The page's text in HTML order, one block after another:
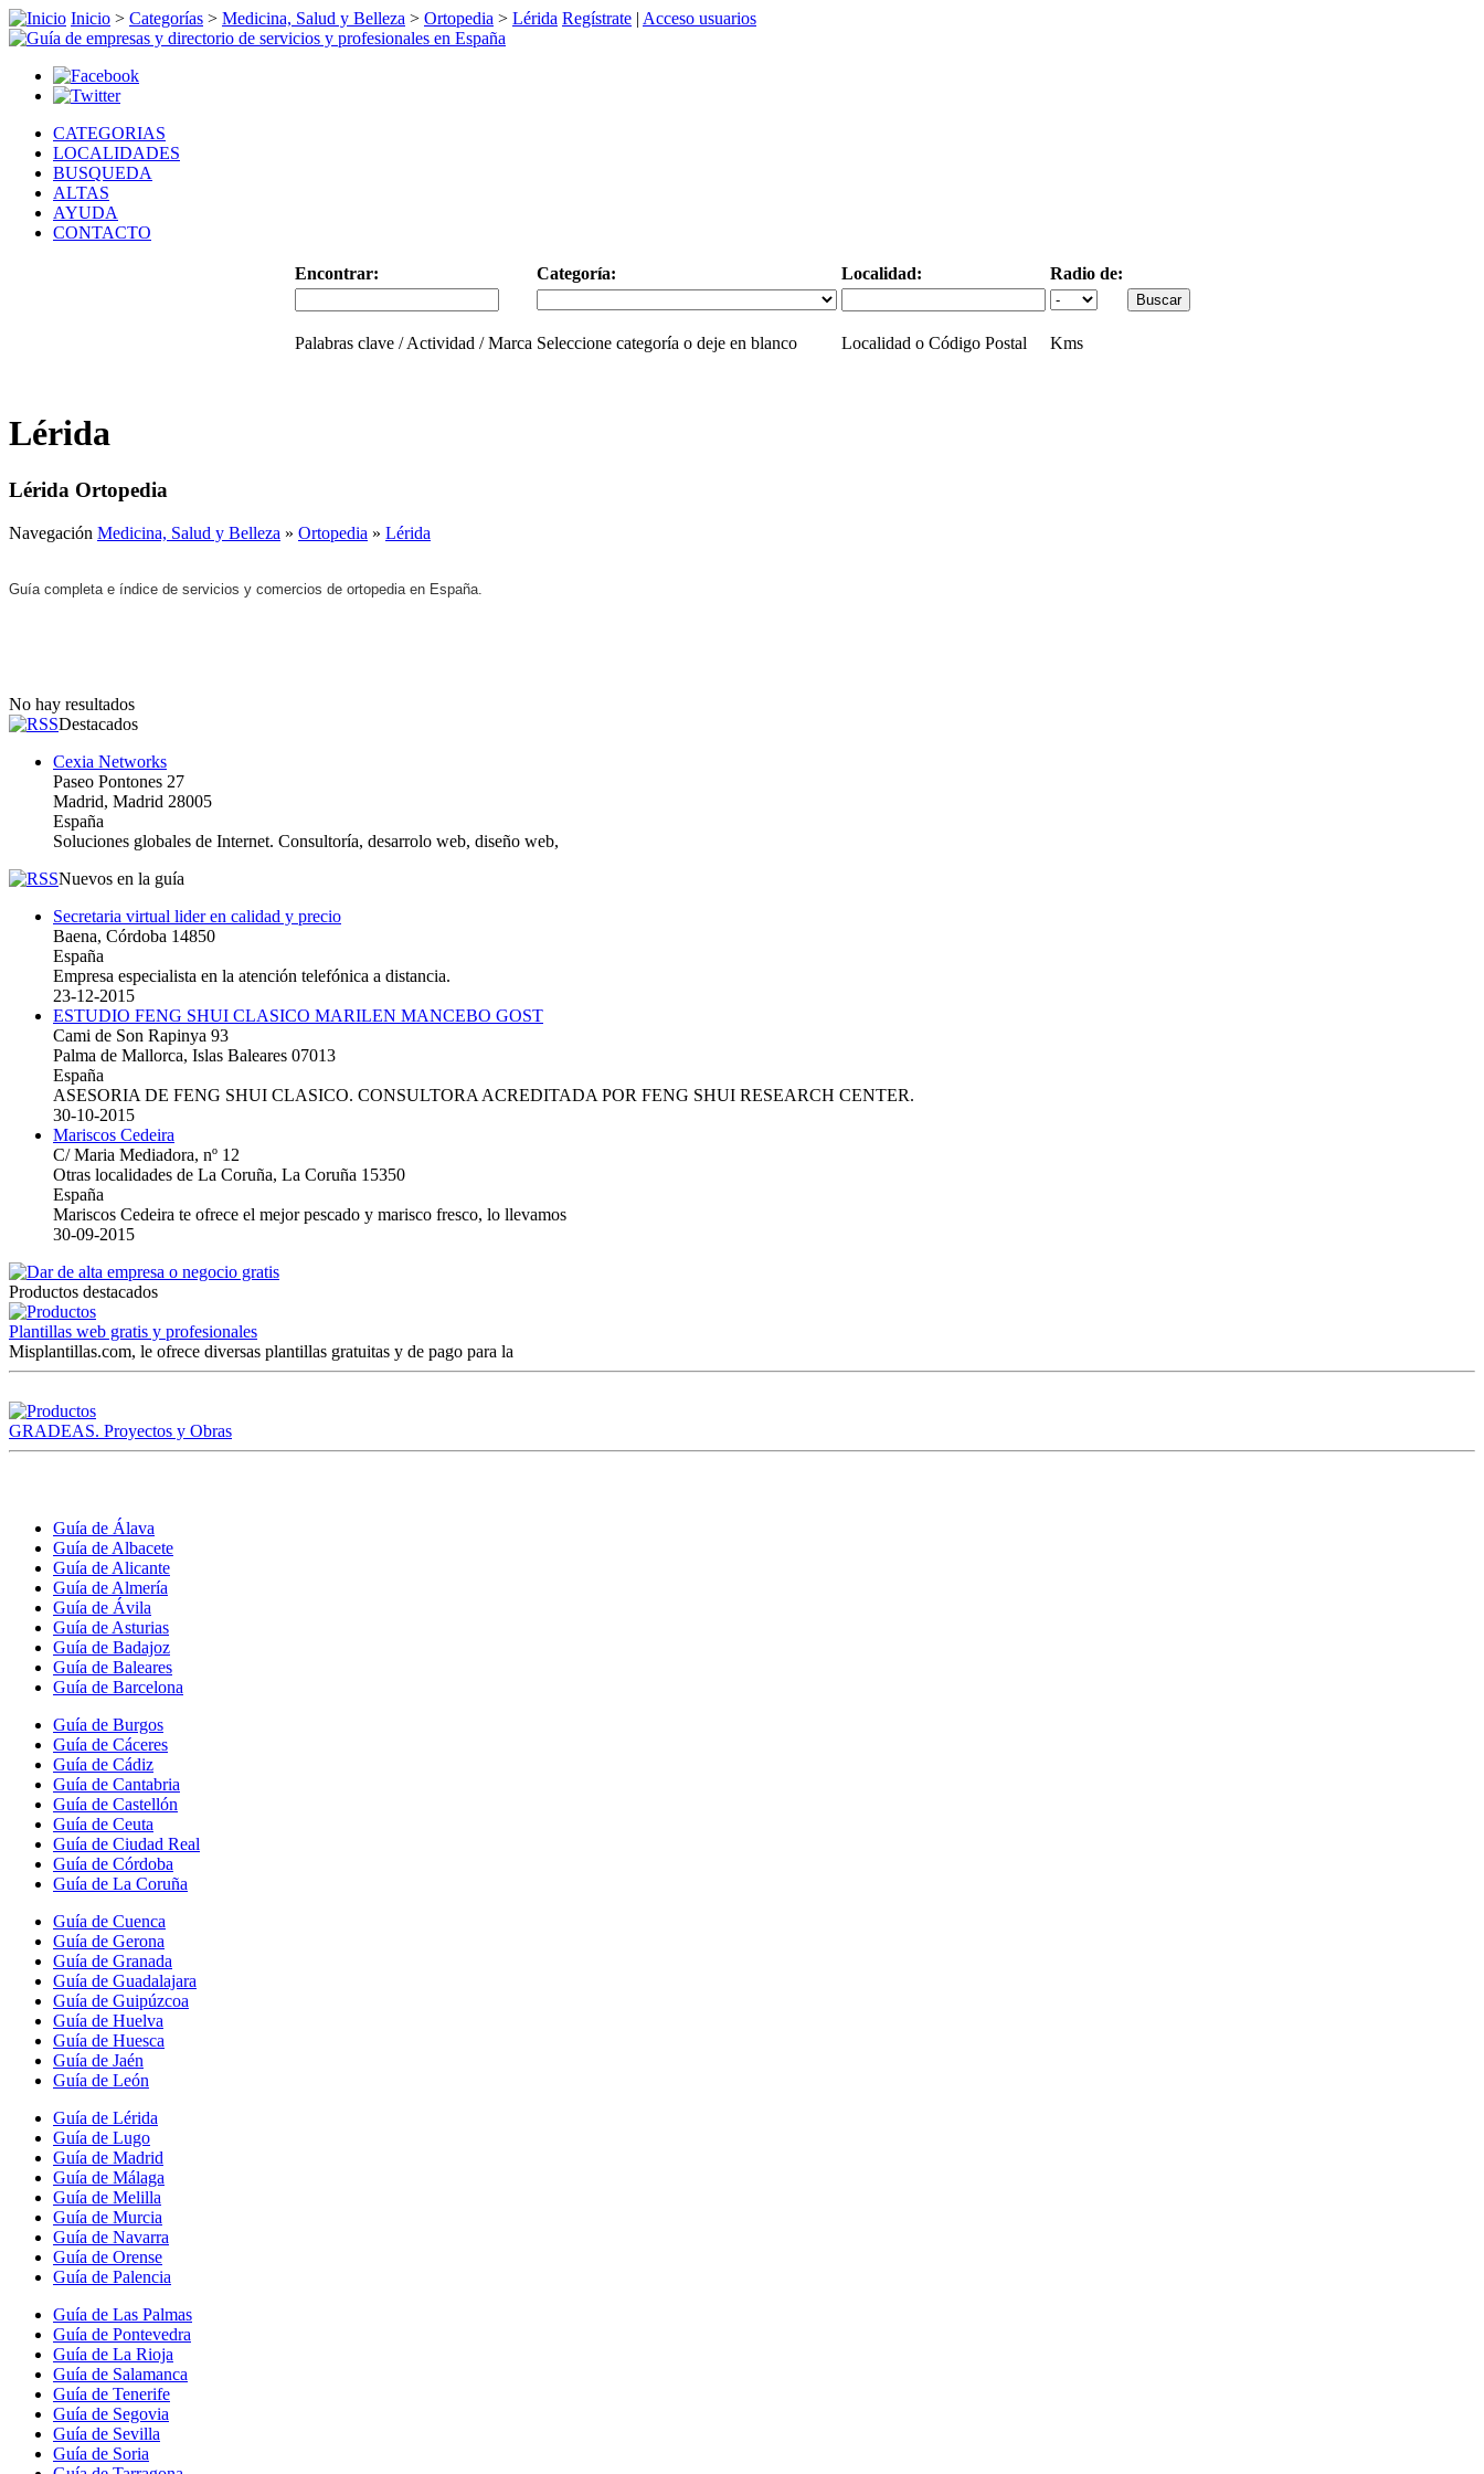
Inicio > Categorías > Medicina, Salud y Belleza > Ortopedia > Lérida Regístrate | Acceso usuarios
CATEGORIAS
LOCALIDADES
BUSQUEDA
ALTAS
AYUDA
CONTACTO
Encontrar: Categoría: Localidad: Radio de:
Palabras clave / Actividad / Marca Seleccione categoría o deje en blanco Localidad o Código Postal Kms
Lérida
Lérida Ortopedia
Navegación Medicina, Salud y Belleza » Ortopedia » Lérida
Guía completa e índice de servicios y comercios de ortopedia en España.
No hay resultados
Destacados
Cexia Networks
Paseo Pontones 27
Madrid, Madrid 28005
España
Soluciones globales de Internet. Consultoría, desarrolo web, diseño web,
Nuevos en la guía
Secretaria virtual lider en calidad y precio
Baena, Córdoba 14850
España
Empresa especialista en la atención telefónica a distancia.
23-12-2015
ESTUDIO FENG SHUI CLASICO MARILEN MANCEBO GOST
Cami de Son Rapinya 93
Palma de Mallorca, Islas Baleares 07013
España
ASESORIA DE FENG SHUI CLASICO. CONSULTORA ACREDITADA POR FENG SHUI RESEARCH CENTER.
30-10-2015
Mariscos Cedeira
C/ Maria Mediadora, nº 12
Otras localidades de La Coruña, La Coruña 15350
España
Mariscos Cedeira te ofrece el mejor pescado y marisco fresco, lo llevamos
30-09-2015
Productos destacados
Plantillas web gratis y profesionales
Misplantillas.com, le ofrece diversas plantillas gratuitas y de pago para la
GRADEAS. Proyectos y Obras
Guía de Álava
Guía de Albacete
Guía de Alicante
Guía de Almería
Guía de Ávila
Guía de Asturias
Guía de Badajoz
Guía de Baleares
Guía de Barcelona
Guía de Burgos
Guía de Cáceres
Guía de Cádiz
Guía de Cantabria
Guía de Castellón
Guía de Ceuta
Guía de Ciudad Real
Guía de Córdoba
Guía de La Coruña
Guía de Cuenca
Guía de Gerona
Guía de Granada
Guía de Guadalajara
Guía de Guipúzcoa
Guía de Huelva
Guía de Huesca
Guía de Jaén
Guía de León
Guía de Lérida
Guía de Lugo
Guía de Madrid
Guía de Málaga
Guía de Melilla
Guía de Murcia
Guía de Navarra
Guía de Orense
Guía de Palencia
Guía de Las Palmas
Guía de Pontevedra
Guía de La Rioja
Guía de Salamanca
Guía de Tenerife
Guía de Segovia
Guía de Sevilla
Guía de Soria